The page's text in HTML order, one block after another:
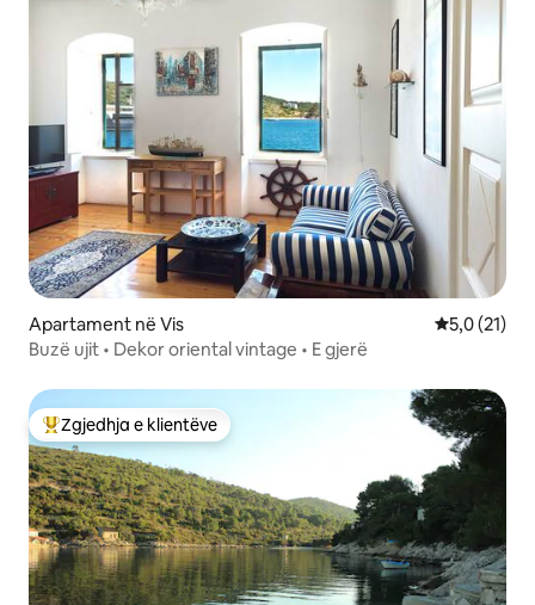
Apartament në Vis Vlerësimi
5,0 (21)
Buzë ujit • Dekor oriental vintage • E gjerë
Më të mirat e zgjedhjeve të klientëve
Zgjedhja e klientëve